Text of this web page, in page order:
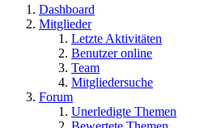
Dashboard
Mitglieder
Letzte Aktivitäten
Benutzer online
Team
Mitgliedersuche
Forum
Unerledigte Themen